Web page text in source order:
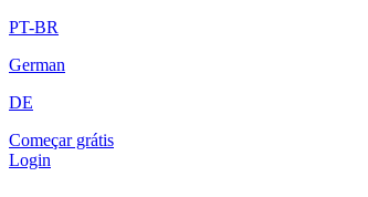
PT-BR
German
DE
Começar grátis
Login